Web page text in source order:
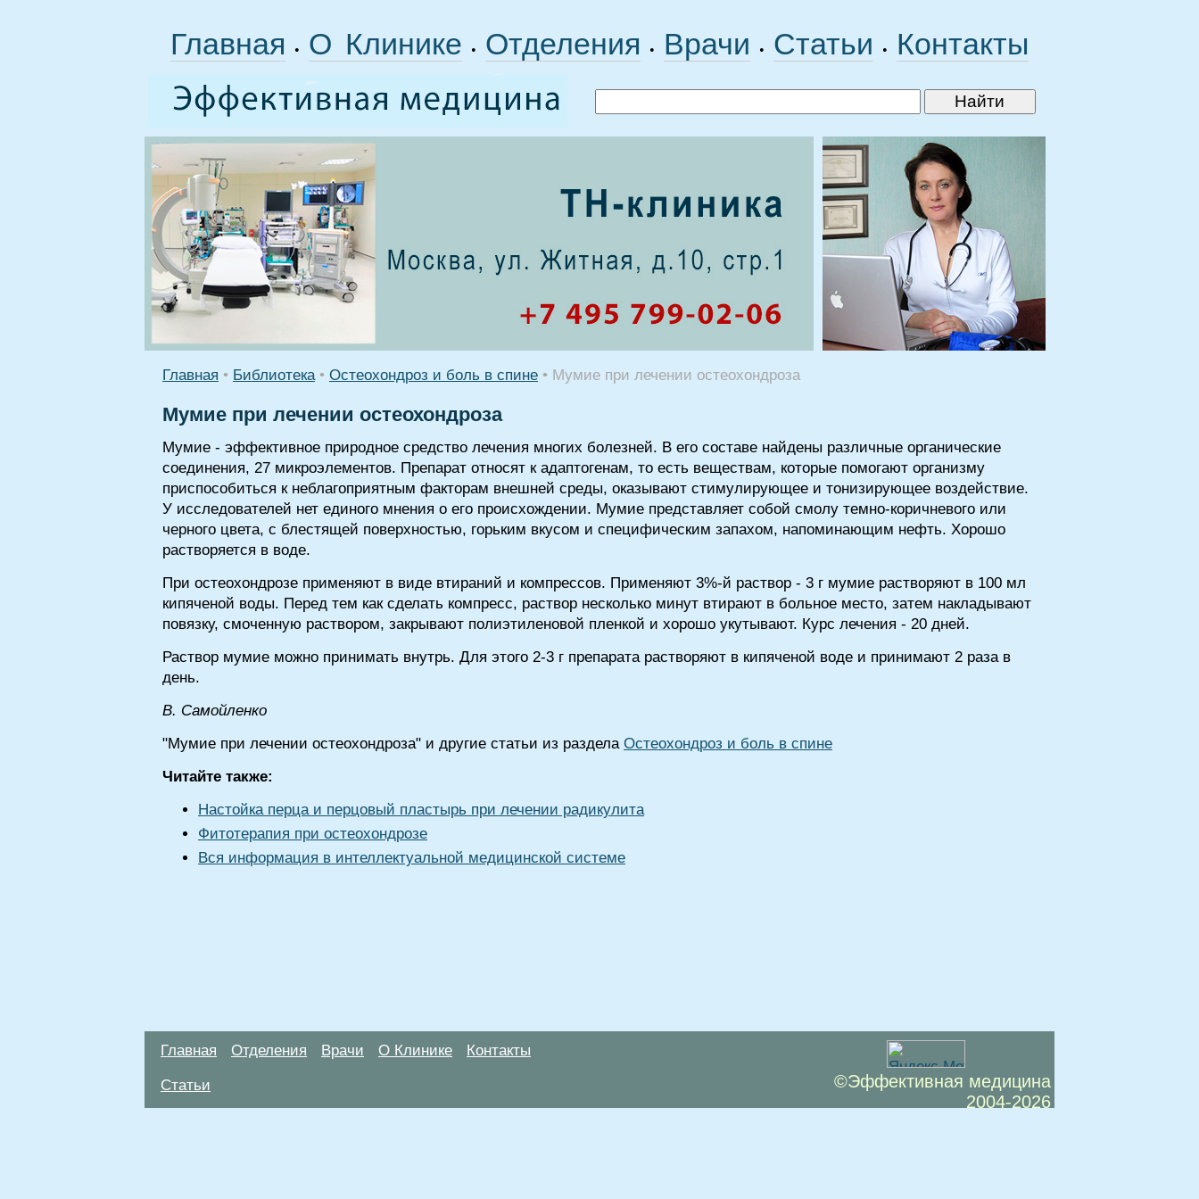
Главная • О Клинике • Отделения • Врачи • Статьи • Контакты
Главная • Библиотека • Остеохондроз и боль в спине • Мумие при лечении остеохондроза
Мумие при лечении остеохондроза
Мумие - эффективное природное средство лечения многих болезней. В его составе найдены различные органические
соединения, 27 микроэлементов. Препарат относят к адаптогенам, то есть веществам, которые помогают организму
приспособиться к неблагоприятным факторам внешней среды, оказывают стимулирующее и тонизирующее воздействие.
У исследователей нет единого мнения о его происхождении. Мумие представляет собой смолу темно-коричневого или
черного цвета, с блестящей поверхностью, горьким вкусом и специфическим запахом, напоминающим нефть. Хорошо
растворяется в воде.
При остеохондрозе применяют в виде втираний и компрессов. Применяют 3%-й раствор - 3 г мумие растворяют в 100 мл
кипяченой воды. Перед тем как сделать компресс, раствор несколько минут втирают в больное место, затем накладывают
повязку, смоченную раствором, закрывают полиэтиленовой пленкой и хорошо укутывают. Курс лечения - 20 дней.
Раствор мумие можно принимать внутрь. Для этого 2-3 г препарата растворяют в кипяченой воде и принимают 2 раза в
день.
B. Самойленко
"Мумие при лечении остеохондроза" и другие статьи из раздела Остеохондроз и боль в спине
Читайте также:
Настойка перца и перцовый пластырь при лечении радикулита
Фитотерапия при остеохондрозе
Вся информация в интеллектуальной медицинской системе
Главная Отделения Врачи О Клинике Контакты
Статьи
©Эффективная медицина
2004-2026